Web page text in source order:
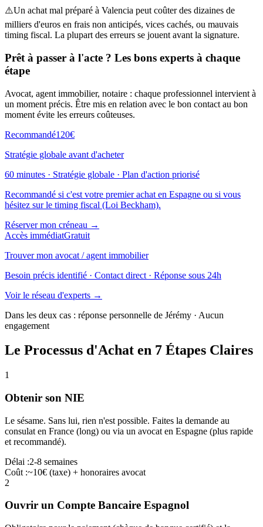
⚠️Un achat mal préparé à Valencia peut coûter des dizaines de
milliers d'euros en frais non anticipés, vices cachés, ou mauvais
timing fiscal. La plupart des erreurs se jouent avant la signature.
Prêt à passer à l'acte ? Les bons experts à chaque
étape
Avocat, agent immobilier, notaire : chaque professionnel intervient à
un moment précis. Être mis en relation avec le bon contact au bon
moment évite les erreurs coûteuses.
Recommandé120€
Stratégie globale avant d'acheter
60 minutes · Stratégie globale · Plan d'action priorisé
Recommandé si c'est votre premier achat en Espagne ou si vous
hésitez sur le timing fiscal (Loi Beckham).
Réserver mon créneau →
Accès immédiatGratuit
Trouver mon avocat / agent immobilier
Besoin précis identifié · Contact direct · Réponse sous 24h
Voir le réseau d'experts →
Dans les deux cas : réponse personnelle de Jérémy · Aucun
engagement
Le Processus d'Achat en 7 Étapes Claires
1
Obtenir son NIE
Le sésame. Sans lui, rien n'est possible. Faites la demande au
consulat en France (long) ou via un avocat en Espagne (plus rapide
et recommandé).
Délai :2-8 semaines
Coût :~10€ (taxe) + honoraires avocat
2
Ouvrir un Compte Bancaire Espagnol